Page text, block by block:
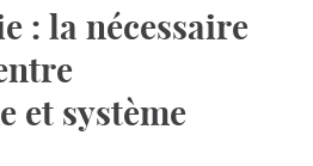
: la nécessaire
et système